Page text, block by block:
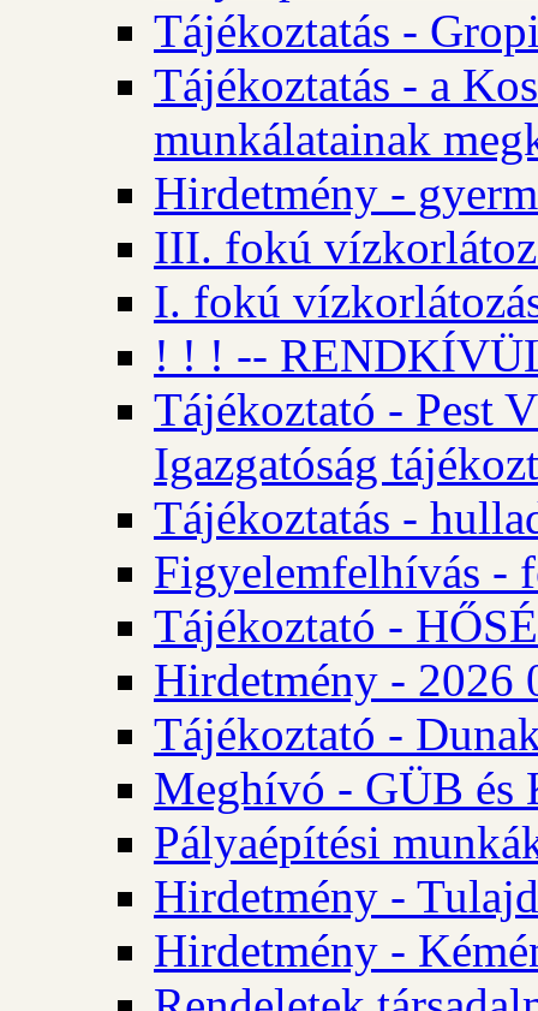
Tájékoztatás -
Tájékoztatás - a
munkálatainak
Hirdetmény -
III. fokú
I. fokú
! ! ! --
Tájékoztató - Pest
Igazgatóság
Tájékoztatás -
Figyelemfelhívás -
Tájékoztató -
Hirdetmény - 2026
Tájékoztató -
Meghívó - GÜB és
Pályaépítési
Hirdetmény -
Hirdetmény -